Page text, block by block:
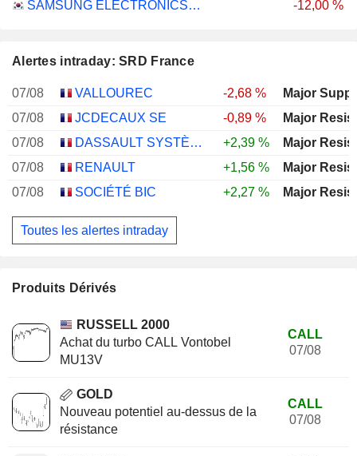
SAMSUNG ELECTRONICS CO., LTD. -12,00 %
Alertes intraday: SRD France
07/08 VALLOUREC -2,68 %
Major
07/08
JCDECAUX SE -0,89 %
Major
07/08
DASSAULT SYSTÈMES SE +2,39 %
Major
07/08
RENAULT +1,56 %
Major
07/08
SOCIÉTÉ BIC +2,27 % Major
Toutes les alertes intraday
Produits Dérivés
RUSSELL 2000
Achat du turbo CALL Vontobel
MU13V
CALL
07/08
GOLD
Nouveau potentiel au-dessus de la
résistance
CALL
07/08